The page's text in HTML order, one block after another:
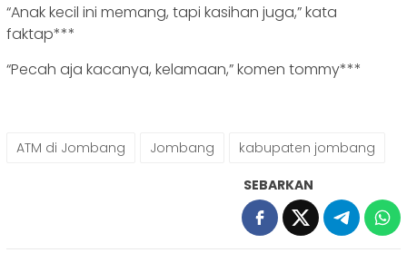
“Anak kecil ini memang, tapi kasihan juga,” kata
faktap***
“Pecah aja kacanya, kelamaan,” komen tommy***
ATM di Jombang Jombang kabupaten jombang
SEBARKAN